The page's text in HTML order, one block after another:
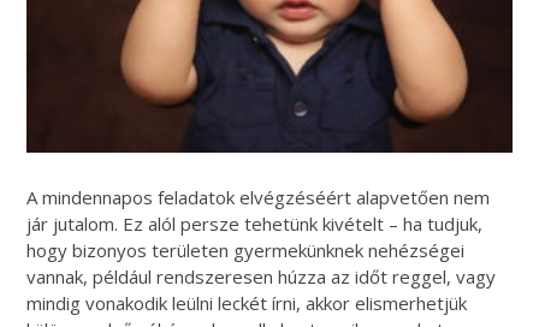
A mindennapos feladatok elvégzéséért alapvetően nem
jár jutalom. Ez alól persze tehetünk kivételt – ha tudjuk,
hogy bizonyos területen gyermekünknek nehézségei
vannak, például rendszeresen húzza az időt reggel, vagy
mindig vonakodik leülni leckét írni, akkor elismerhetjük